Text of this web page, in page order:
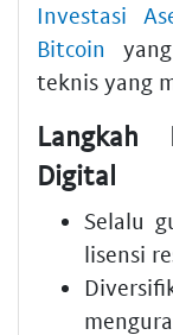
Investasi
Bitcoin
teknis yang
Langkah
Digital
Selalu
lisensi